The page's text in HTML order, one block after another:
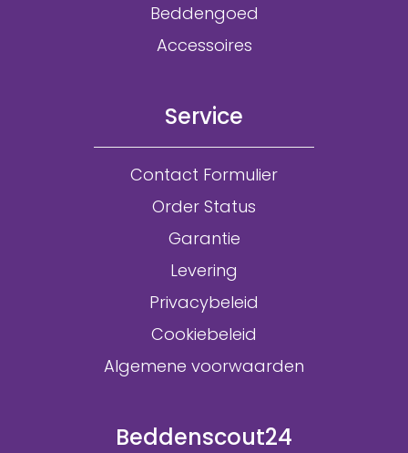
Beddengoed
Accessoires
Service
Contact Formulier
Order Status
Garantie
Levering
Privacybeleid
Cookiebeleid
Algemene voorwaarden
Beddenscout24